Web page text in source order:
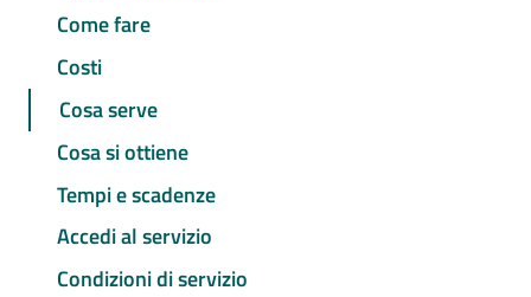
Come fare
Costi
Cosa serve
Cosa si ottiene
Tempi e scadenze
Accedi al servizio
Condizioni di servizio